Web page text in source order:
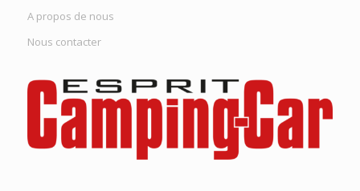
A propos de nous
Nous contacter